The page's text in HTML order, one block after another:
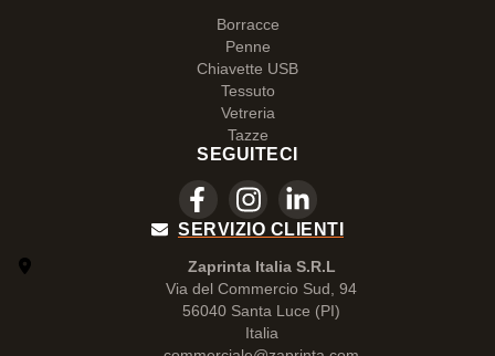
Borracce
Penne
Chiavette USB
Tessuto
Vetreria
Tazze
SEGUITECI
SERVIZIO CLIENTI
Zaprinta Italia S.R.L
Via del Commercio Sud, 94
56040 Santa Luce (PI)
Italia